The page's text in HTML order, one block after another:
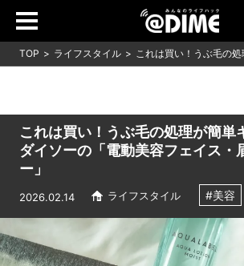
TOP ライフスタイル これは買い！うぶ毛の
これは買い！うぶ毛の処理が簡単
ダイソーの「電動美容フェイス・
ー」
2026.02.14 ライフスタイル #美容